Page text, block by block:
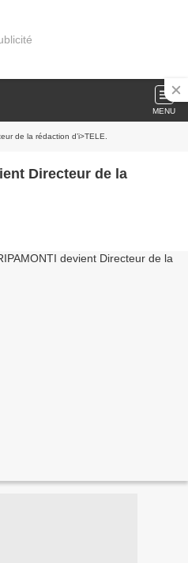
MENU
de la rédaction d’i>TELE.
Directeur de la